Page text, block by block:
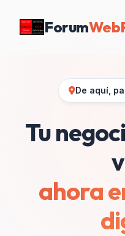
Forum
De aquí,
Tu
ahora